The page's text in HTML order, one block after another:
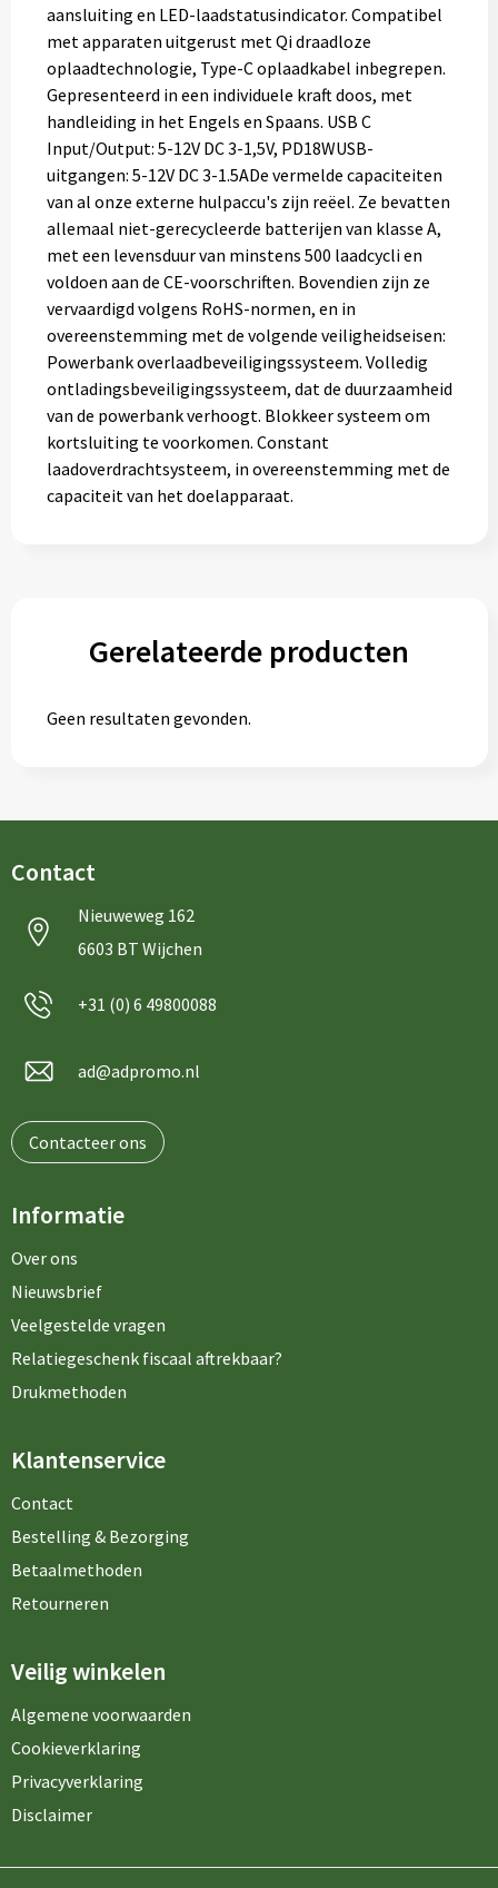
aansluiting en LED-laadstatusindicator. Compatibel
met apparaten uitgerust met Qi draadloze
oplaadtechnologie, Type-C oplaadkabel inbegrepen.
Gepresenteerd in een individuele kraft doos, met
handleiding in het Engels en Spaans. USB C
Input/Output: 5-12V DC 3-1,5V, PD18WUSB-
uitgangen: 5-12V DC 3-1.5ADe vermelde capaciteiten
van al onze externe hulpaccu's zijn reëel. Ze bevatten
allemaal niet-gerecycleerde batterijen van klasse A,
met een levensduur van minstens 500 laadcycli en
voldoen aan de CE-voorschriften. Bovendien zijn ze
vervaardigd volgens RoHS-normen, en in
overeenstemming met de volgende veiligheidseisen:
Powerbank overlaadbeveiligingssysteem. Volledig
ontladingsbeveiligingssysteem, dat de duurzaamheid
van de powerbank verhoogt. Blokkeer systeem om
kortsluiting te voorkomen. Constant
laadoverdrachtsysteem, in overeenstemming met de
capaciteit van het doelapparaat.
Gerelateerde producten
Geen resultaten gevonden.
Contact
Nieuweweg 162
6603 BT Wijchen
+31 (0) 6 49800088
ad@adpromo.nl
Contacteer ons
Informatie
Over ons
Nieuwsbrief
Veelgestelde vragen
Relatiegeschenk fiscaal aftrekbaar?
Drukmethoden
Klantenservice
Contact
Bestelling & Bezorging
Betaalmethoden
Retourneren
Veilig winkelen
Algemene voorwaarden
Cookieverklaring
Privacyverklaring
Disclaimer